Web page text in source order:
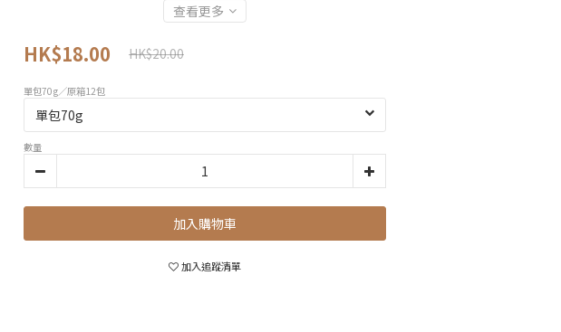
查看更多
HK$20.00
HK$18.00
單包70g／原箱12包
數量
加入購物車
加入追蹤清單